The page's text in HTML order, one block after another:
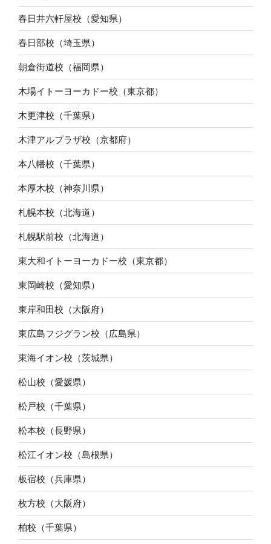
春日井六軒屋校（愛知県）
春日部校（埼玉県）
朝倉街道校（福岡県）
木場イトーヨーカドー校（東京都）
木更津校（千葉県）
木津アルプラザ校（京都府）
本八幡校（千葉県）
本厚木校（神奈川県）
札幌本校（北海道）
札幌駅前校（北海道）
東大和イトーヨーカドー校（東京都）
東岡崎校（愛知県）
東岸和田校（大阪府）
東広島フジグラン校（広島県）
東海イオン校（茨城県）
松山校（愛媛県）
松戸校（千葉県）
松本校（長野県）
松江イオン校（島根県）
板宿校（兵庫県）
枚方校（大阪府）
柏校（千葉県）